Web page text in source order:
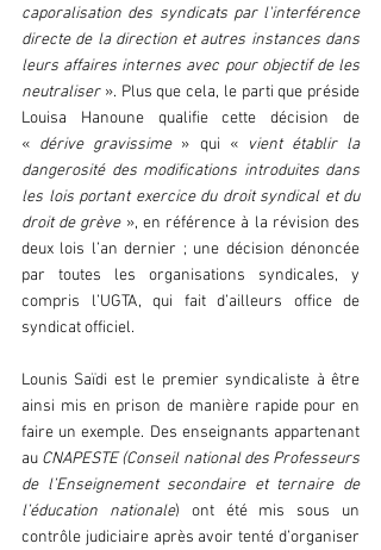
caporalisation des syndicats par l'interférence
directe de la direction et autres instances dans
leurs affaires internes avec pour objectif de les
neutraliser ». Plus que cela, le parti que préside
Louisa Hanoune qualifie cette décision de
« dérive gravissime » qui « vient établir la
dangerosité des modifications introduites dans
les lois portant exercice du droit syndical et du
droit de grève », en référence à la révision des
deux lois l’an dernier ; une décision dénoncée
par toutes les organisations syndicales, y
compris l’UGTA, qui fait d’ailleurs office de
syndicat officiel.
Lounis Saïdi est le premier syndicaliste à être
ainsi mis en prison de manière rapide pour en
faire un exemple. Des enseignants appartenant
au CNAPESTE (Conseil national des Professeurs
de l’Enseignement secondaire et ternaire de
l’éducation nationale) ont été mis sous un
contrôle judiciaire après avoir tenté d’organiser